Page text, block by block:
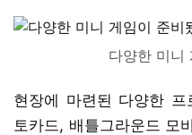
다양한 미니
현장에 마련된 다양한 프
토카드, 배틀그라운드 모